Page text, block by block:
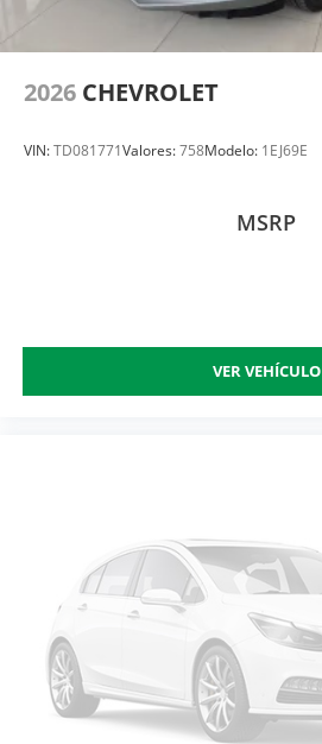
2026 CHEVROLET
VIN:TD081771Valores:758Modelo: 1EJ69E
MSRP
VER VEHÍCULO